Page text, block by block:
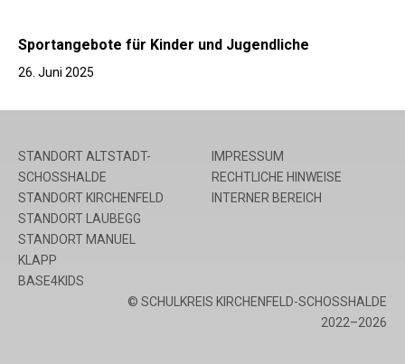
Sportangebote für Kinder und Jugendliche
26. Juni 2025
STANDORT ALTSTADT-
SCHOSSHALDE
STANDORT KIRCHENFELD
STANDORT LAUBEGG
STANDORT MANUEL
IMPRESSUM
RECHTLICHE HINWEISE
INTERNER BEREICH
KLAPP
BASE4KIDS
© SCHULKREIS KIRCHENFELD-SCHOSSHALDE
2022–2026